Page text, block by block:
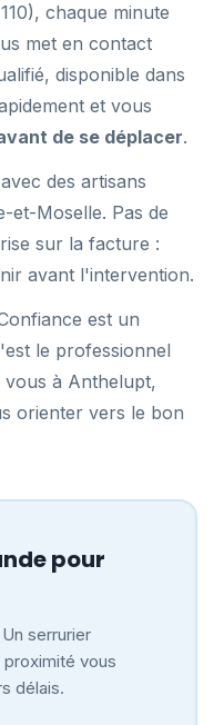
chaque minute
met en contact
disponible dans
et vous
de se déplacer.
des artisans
et-Moselle. Pas de
sur la facture :
avant l'intervention.
est un
le professionnel
à Anthelupt,
orienter vers le bon
pour
serrurier
vous
délais.